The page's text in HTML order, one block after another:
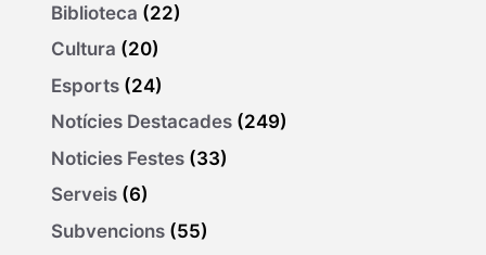
Biblioteca (22)
Cultura (20)
Esports (24)
Notícies Destacades (249)
Noticies Festes (33)
Serveis (6)
Subvencions (55)